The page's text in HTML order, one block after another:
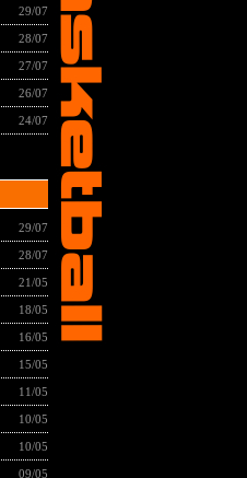
29/07
28/07
27/07
26/07
24/07
29/07
28/07
21/05
18/05
16/05
15/05
11/05
10/05
10/05
09/05